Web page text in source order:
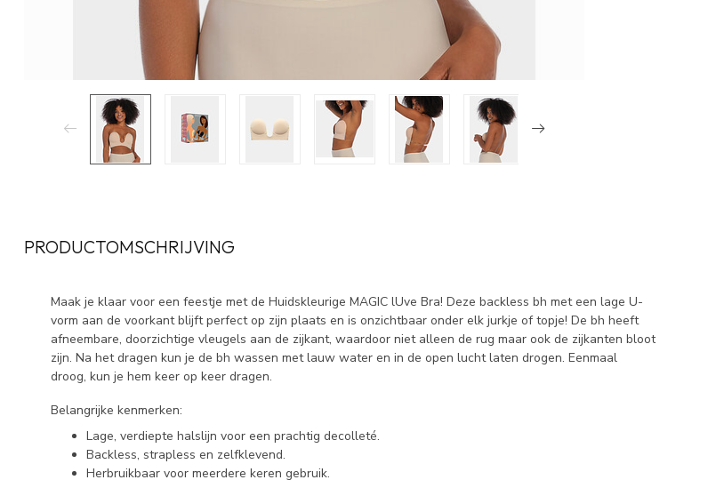
PRODUCTOMSCHRIJVING
Maak je klaar voor een feestje met de Huidskleurige MAGIC lUve Bra! Deze backless bh met een lage U-
vorm aan de voorkant blijft perfect op zijn plaats en is onzichtbaar onder elk jurkje of topje! De bh heeft
afneembare, doorzichtige vleugels aan de zijkant, waardoor niet alleen de rug maar ook de zijkanten bloot
zijn. Na het dragen kun je de bh wassen met lauw water en in de open lucht laten drogen. Eenmaal
droog, kun je hem keer op keer dragen.
Belangrijke kenmerken:
Lage, verdiepte halslijn voor een prachtig decolleté.
Backless, strapless en zelfklevend.
Herbruikbaar voor meerdere keren gebruik.